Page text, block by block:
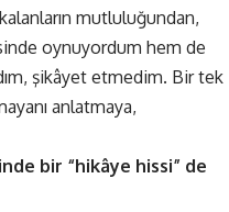
mutluluğundan,
oynuyordum hem de
şikâyet etmedim. Bir tek
anlatmaya,
bir “hikâye hissi” de